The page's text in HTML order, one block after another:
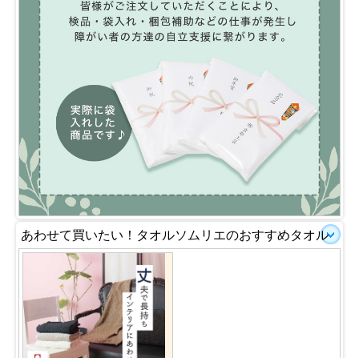
あわせて買いたい！タオルソムリエのおすすめタオル